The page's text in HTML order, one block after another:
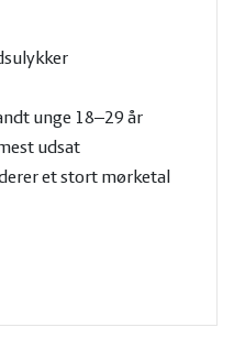
unge 18–29 år
udsat
et stort mørketal